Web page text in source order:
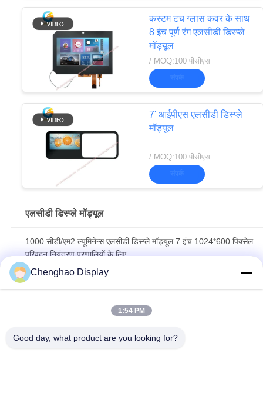
कस्टम टच ग्लास कवर के साथ
8 इंच पूर्ण रंग एलसीडी डिस्प्ले
मॉड्यूल
/ MOQ:100 पीसीएस
7' आईपीएस एलसीडी डिस्प्ले
मॉड्यूल
/ MOQ:100 पीसीएस
एलसीडी डिस्प्ले मॉड्यूल
1000 सीडी/एम2 ल्यूमिनेन्स एलसीडी डिस्प्ले मॉड्यूल 7 इंच 1024*600 पिक्सेल
परिवहन नियंत्रण प्रणालियों के लिए
12.3" एलसीडी स्ट्रिप डिस्प्ले 1920*720 वाइड टेम्प 50 पिन एलवीडीएस
पिन एमआईपीआई इंटरफ़ेस
Chenghao Display
1:54 PM
Good day, what product are you looking for?